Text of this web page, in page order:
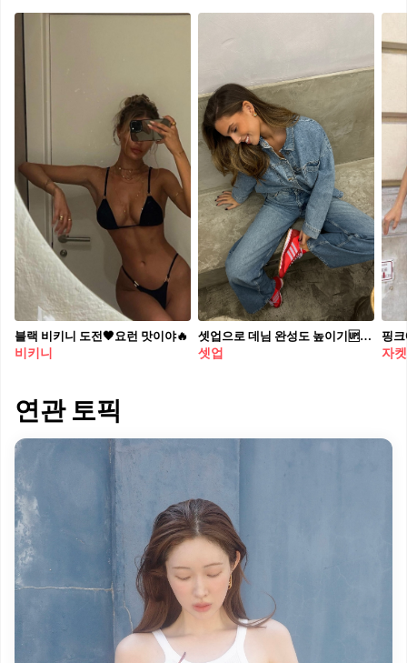
블랙 비키니 도전🖤요런 맛이야🔥
비키니
셋업으로 데님 완성도 높이기🆙 톤온톤 데님으로 슬림하고 길어보이는 효과까지✨
셋업
핑
자켓
연관 토픽